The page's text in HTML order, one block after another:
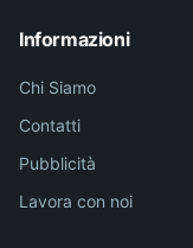
Informazioni
Chi Siamo
Contatti
Pubblicità
Lavora con noi